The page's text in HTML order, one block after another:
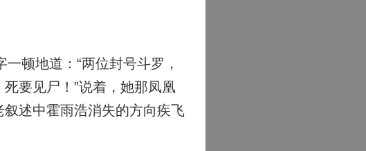
顿地道：“两位封号斗罗，
要见尸！”说着，她那凤凰
述中霍雨浩消失的方向疾飞